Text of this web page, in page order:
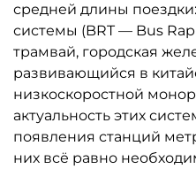
средней длины
системы (BRT — Bus
трамвай, городская
развивающийся в
низкоскоростной
актуальность этих
появления станций
них всё равно